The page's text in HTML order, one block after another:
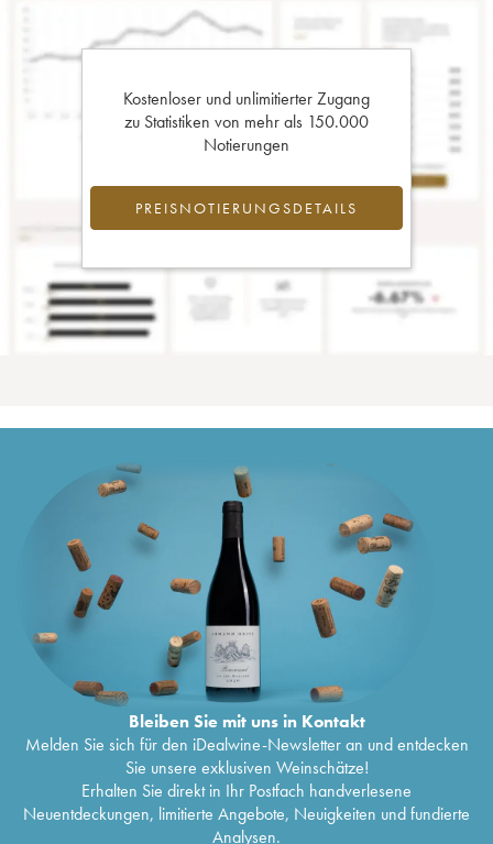
Kostenloser und unlimitierter Zugang
zu Statistiken von mehr als 150.000
Notierungen
PREISNOTIERUNGSDETAILS
Bleiben Sie mit uns in Kontakt
Melden Sie sich für den iDealwine-Newsletter an und entdecken
Sie unsere exklusiven Weinschätze!
Erhalten Sie direkt in Ihr Postfach handverlesene
Neuentdeckungen, limitierte Angebote, Neuigkeiten und fundierte
Analysen.